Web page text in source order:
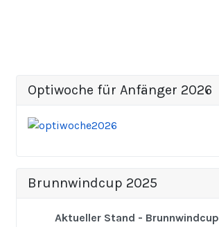
Optiwoche für Anfänger 2026
Brunnwindcup 2025
Aktueller Stand - Brunnwindcup